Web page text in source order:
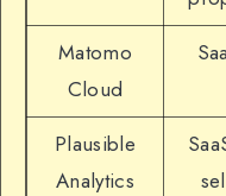
Matomo
Cloud
Plausible
Analytics